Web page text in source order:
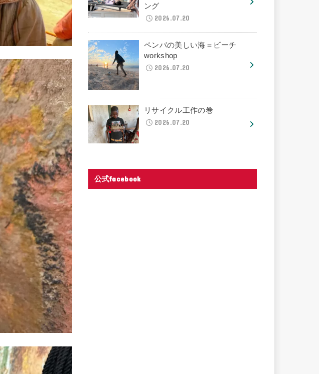
ング
2026.07.20
ペンバの美しい海＝ビーチ
workshop
2026.07.20
リサイクル工作の巻
2026.07.20
公式facebook